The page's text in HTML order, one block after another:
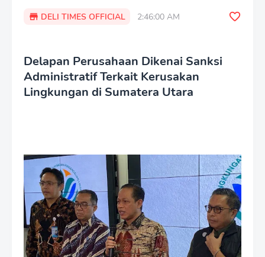
DELI TIMES OFFICIAL 2:46:00 AM
Delapan Perusahaan Dikenai Sanksi
Administratif Terkait Kerusakan
Lingkungan di Sumatera Utara